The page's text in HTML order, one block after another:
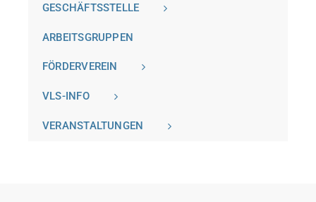
GESCHÄFTSSTELLE
ARBEITSGRUPPEN
FÖRDERVEREIN
VLS-INFO
VERANSTALTUNGEN